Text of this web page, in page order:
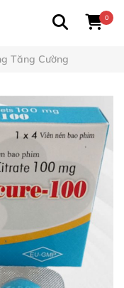
0
Tăng Cường